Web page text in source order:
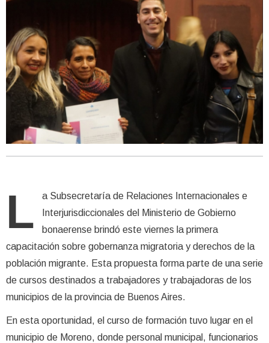
L
a Subsecretaría de Relaciones Internacionales e
Interjurisdiccionales del Ministerio de Gobierno
bonaerense brindó este viernes la primera
capacitación sobre gobernanza migratoria y derechos de la
población migrante. Esta propuesta forma parte de una serie
de cursos destinados a trabajadores y trabajadoras de los
municipios de la provincia de Buenos Aires.
En esta oportunidad, el curso de formación tuvo lugar en el
municipio de Moreno, donde personal municipal, funcionarios